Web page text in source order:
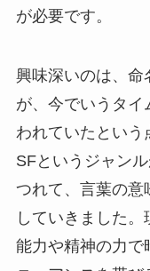
が必要です。
興味深いのは、命
が、今でいうタイ
われていたという
SFというジャン
つれて、言葉の意
していきました
能力や精神の力で